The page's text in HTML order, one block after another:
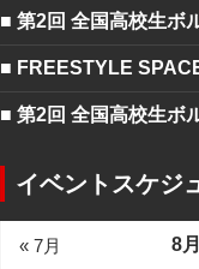
■ 第2回 全国高校生ボ
■ FREESTYLE
■ 第2回 全国高校生ボ
イベントスケジ
8
« 7月